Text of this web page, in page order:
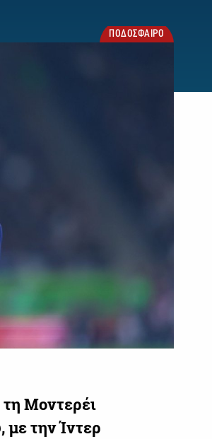
ΠΟΔΟΣΦΑΙΡΟ
Μοντερέι
με την Ίντερ